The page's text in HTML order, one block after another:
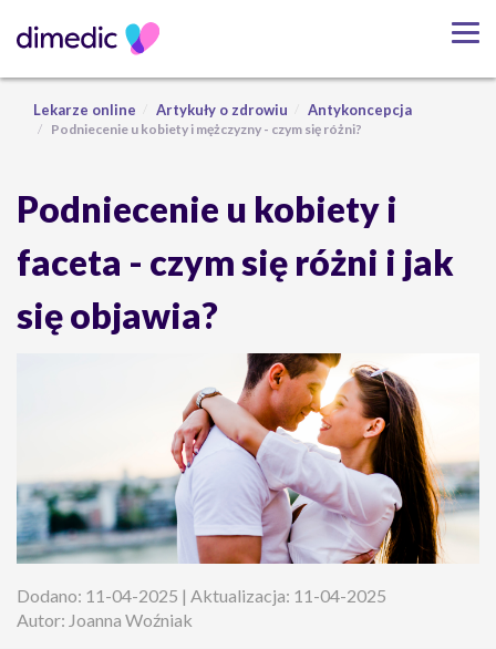
Lekarze online Artykuły o zdrowiu Antykoncepcja
Podniecenie u kobiety i mężczyzny - czym się różni?
Podniecenie u kobiety i
faceta - czym się różni i jak
się objawia?
Dodano: 11-04-2025 | Aktualizacja: 11-04-2025
Autor: Joanna Woźniak